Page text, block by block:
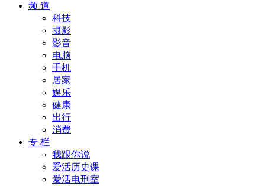
频 道
科技
摄影
影音
电脑
手机
居家
娱乐
健康
出行
消费
专 栏
我跟你说
爱活历史课
爱活电刑室